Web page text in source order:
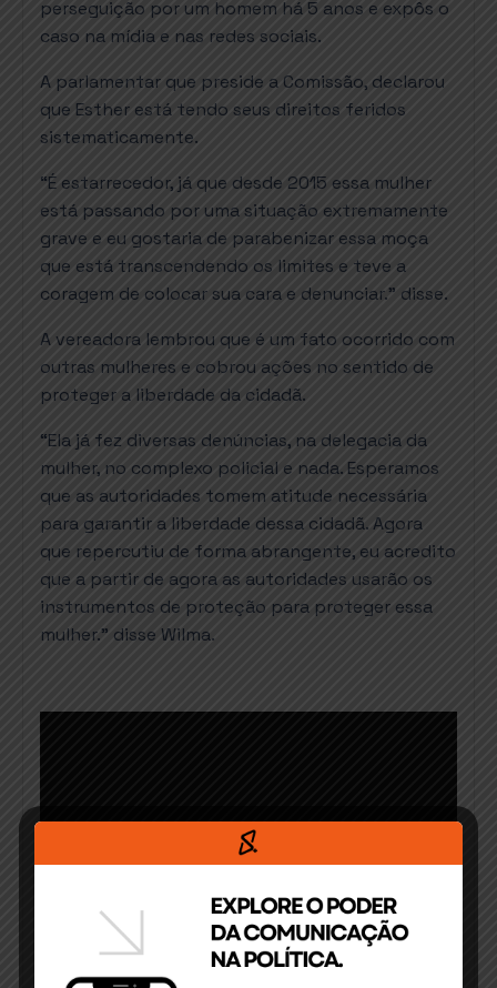
perseguição por um homem há 5 anos e expôs o
caso na mídia e nas redes sociais.
A parlamentar que preside a Comissão, declarou
que Esther está tendo seus direitos feridos
sistematicamente.
“É estarrecedor, já que desde 2015 essa mulher
está passando por uma situação extremamente
grave e eu gostaria de parabenizar essa moça
que está transcendendo os limites e teve a
coragem de colocar sua cara e denunciar.” disse.
A vereadora lembrou que é um fato ocorrido com
outras mulheres e cobrou ações no sentido de
proteger a liberdade da cidadã.
“Ela já fez diversas denúncias, na delegacia da
mulher, no complexo policial e nada. Esperamos
que as autoridades tomem atitude necessária
para garantir a liberdade dessa cidadã.Agora
que repercutiu de forma abrangente, eu acredito
que a partir de agora as autoridades usarão os
instrumentos de proteção para proteger essa
mulher.” disse Wilma.